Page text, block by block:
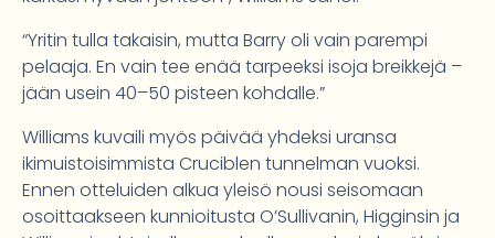
“Yritin tulla takaisin, mutta Barry oli vain parempi
pelaaja. En vain tee enää tarpeeksi isoja breikkejä –
jään usein 40–50 pisteen kohdalle.”
Williams kuvaili myös päivää yhdeksi uransa
ikimuistoisimmista Cruciblen tunnelman vuoksi.
Ennen otteluiden alkua yleisö nousi seisomaan
osoittaakseen kunnioitusta O’Sullivanin, Higginsin ja